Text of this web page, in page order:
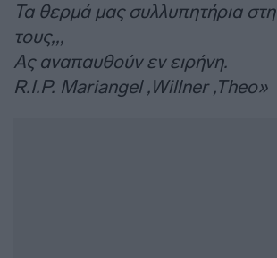
Τα θερμά μας συλλυπητήρια
τους,,,
Ας αναπαυθούν εν ειρήνη.
R.I.P. Mariangel ,Willner ,Theo»